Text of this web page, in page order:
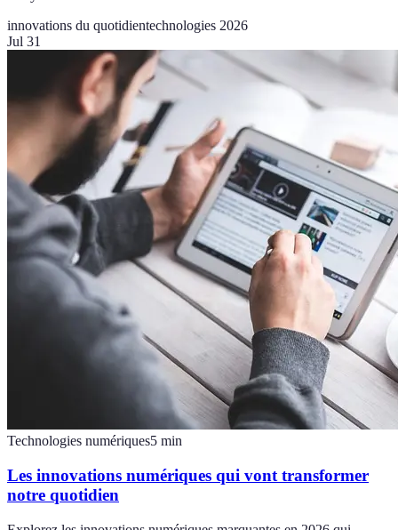
innovations du quotidientechnologies 2026
Jul 31
Technologies numériques5 min
Les innovations numériques qui vont transformer
notre quotidien